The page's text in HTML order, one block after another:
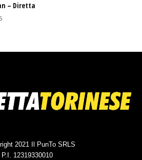
– Diretta
2021 Il PunTo SRLS
P.I. 12319330010